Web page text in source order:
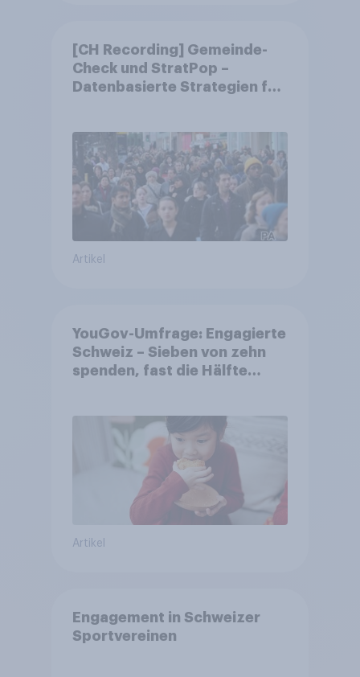
[CH Recording] Gemeinde-
Check und StratPop –
Datenbasierte Strategien für
Artikel
YouGov-Umfrage: Engagierte
Schweiz – Sieben von zehn
spenden, fast die Hälfte
Artikel
Engagement in Schweizer
Sportvereinen